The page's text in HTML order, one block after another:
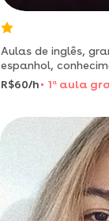
Aulas de inglês,
espanhol,
nome é charles. tenho mais de 10 anos de
experiência como
R$60/h 1 a aula